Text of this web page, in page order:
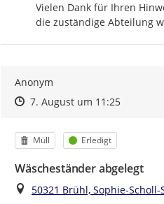
Vielen Dank für Ihren
die zuständige Abteilung
Anonym
Zeitpunkt des Erstellens
Zeitpunkt des Erstellens
7. August um 11:25Zur
Kategorie
Müll Status
Erledigt
Wäscheständer abgelegt
Ort
50321 Brühl, Sophie-Scholl-